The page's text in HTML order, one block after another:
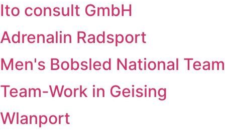
Ito consult GmbH
Adrenalin Radsport
Men's Bobsled National Team
Team-Work in Geising
Wlanport